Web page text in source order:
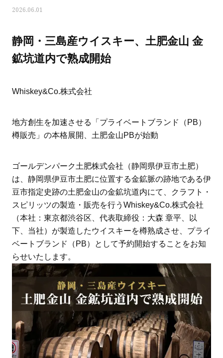
ス学」
タログ
2026.06.01
静岡・三島産ウイスキー、土肥金山 金
鉱坑道内で熟成開始
Whiskey&Co.株式会社
地方創生を加速させる「プライベートブランド（PB）
樽販売」の本格展開、土肥金山PBが始動
ゴールデンパーク土肥株式会社（静岡県伊豆市土肥）
は、静岡県伊豆市土肥に位置する金鉱脈の跡地である伊
豆市指定史跡の土肥金山の金鉱坑道内にて、クラフト・
スピリッツの製造・販売を行うWhiskey&Co.株式会社
（本社：東京都渋谷区、代表取締役：大森 章平、以
下、当社）が製造したウイスキーを樽熟成させ、プライ
ベートブランド（PB）として予約開始することをお知
らせいたします。